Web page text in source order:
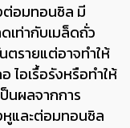
ต่อมทอนซิล มี
เท่ากับเมล็ดถั่ว
ตรายแต่อาจทำให้
ไอเรื้อรังหรือทำให้
นผลจากการ
หูและต่อมทอนซิล